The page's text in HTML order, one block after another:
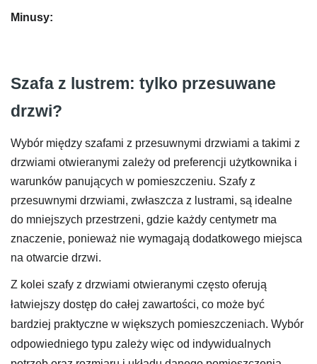
Minusy:
Szafa z lustrem: tylko przesuwane
drzwi?
Wybór między szafami z przesuwnymi drzwiami a takimi z
drzwiami otwieranymi zależy od preferencji użytkownika i
warunków panujących w pomieszczeniu. Szafy z
przesuwnymi drzwiami, zwłaszcza z lustrami, są idealne
do mniejszych przestrzeni, gdzie każdy centymetr ma
znaczenie, ponieważ nie wymagają dodatkowego miejsca
na otwarcie drzwi.
Z kolei szafy z drzwiami otwieranymi często oferują
łatwiejszy dostęp do całej zawartości, co może być
bardziej praktyczne w większych pomieszczeniach. Wybór
odpowiedniego typu zależy więc od indywidualnych